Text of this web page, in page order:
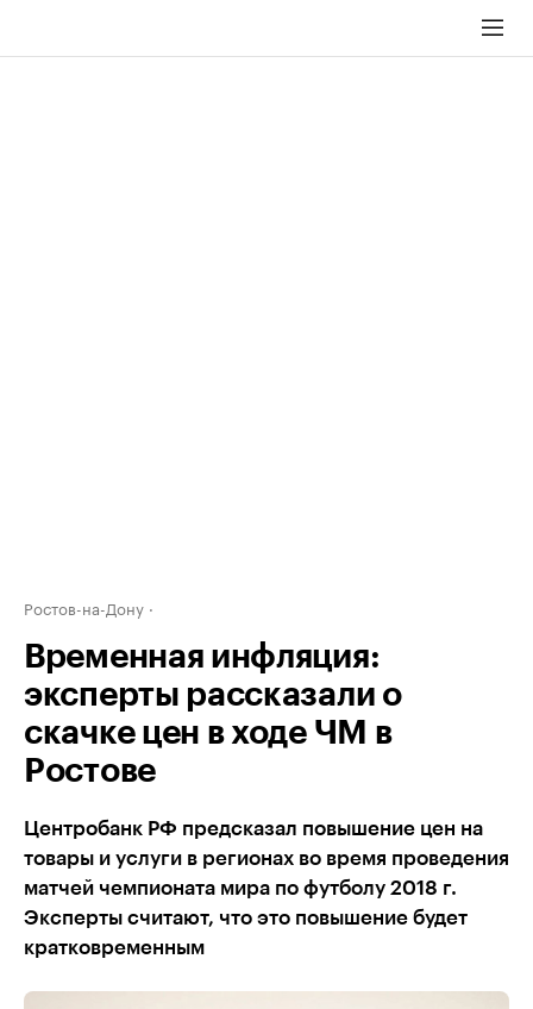
Ростов-на-Дону
Временная инфляция:
эксперты рассказали о
скачке цен в ходе ЧМ в
Ростове
Центробанк РФ предсказал повышение цен на
товары и услуги в регионах во время проведения
матчей чемпионата мира по футболу 2018 г.
Эксперты считают, что это повышение будет
кратковременным